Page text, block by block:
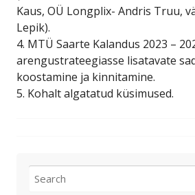
Kaus, OÜ Longplix- Andris Truu,
Lepik).
4. MTÜ Saarte Kalandus 2023 –
arengustrateegiasse lisatavate
koostamine ja kinnitamine.
5. Kohalt algatatud küsimused.
for: